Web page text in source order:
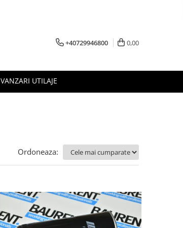
+40729946800 0,00
VANZARI UTILAJE
Ordoneaza: